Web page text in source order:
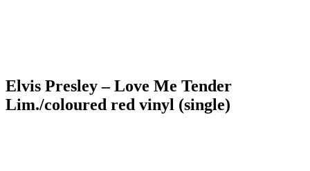
Elvis Presley – Love Me Tender
Lim./coloured red vinyl (single)